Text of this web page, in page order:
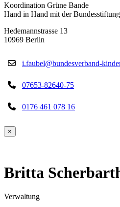
Koordination Grüne Bande
Hand in Hand mit der
Hedemannstrasse 13
10969 Berlin
i.faubel@bundesverband-
07653-82640-75
0176 461 078 16
×
Britta
Verwaltung